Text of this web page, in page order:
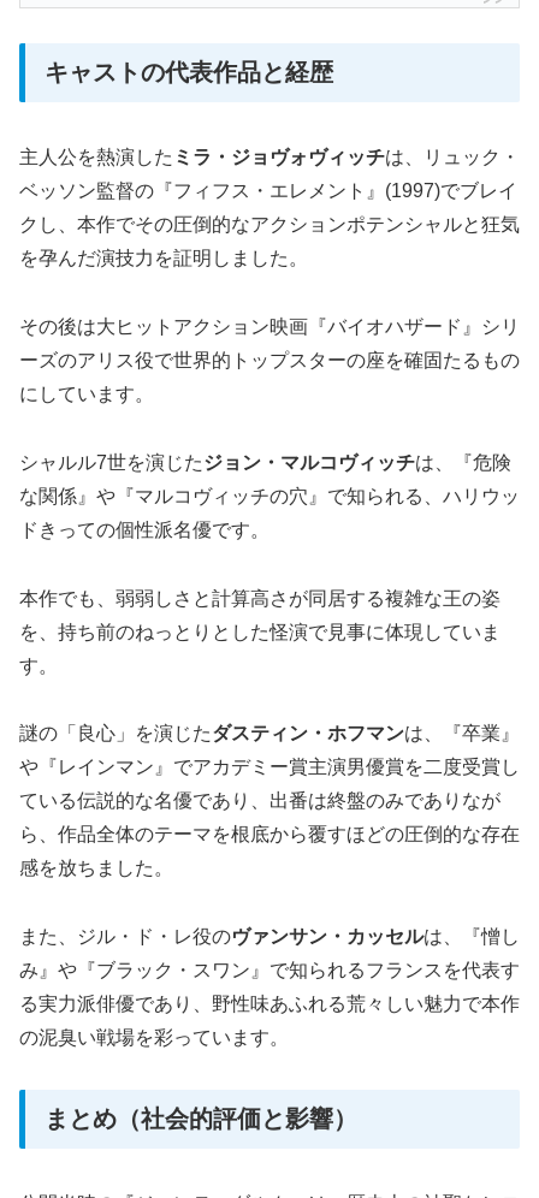
キャストの代表作品と経歴
主人公を熱演した ミラ・ジョヴォヴィッチは、リュック・
ベッソン監督の『フィフス・エレメント』(1997)でブレイ
クし、本作でその圧倒的なアクションポテンシャルと狂気
を孕んだ演技力を証明しました。
その後は大ヒットアクション映画『バイオハザード』シリ
ーズのアリス役で世界的トップスターの座を確固たるもの
にしています。
シャルル7世を演じたジョン・マルコヴィッチは、『危険
な関係』や『マルコヴィッチの穴』で知られる、ハリウッ
ドきっての個性派名優です。
本作でも、弱弱しさと計算高さが同居する複雑な王の姿
を、持ち前のねっとりとした怪演で見事に体現していま
す。
謎の「良心」を演じたダスティン・ホフマンは、『卒業』
や『レインマン』でアカデミー賞主演男優賞を二度受賞し
ている伝説的な名優であり、出番は終盤のみでありなが
ら、作品全体のテーマを根底から覆すほどの圧倒的な存在
感を放ちました。
また、ジル・ド・レ役のヴァンサン・カッセルは、『憎し
み』や『ブラック・スワン』で知られるフランスを代表す
る実力派俳優であり、野性味あふれる荒々しい魅力で本作
の泥臭い戦場を彩っています。
まとめ（社会的評価と影響）